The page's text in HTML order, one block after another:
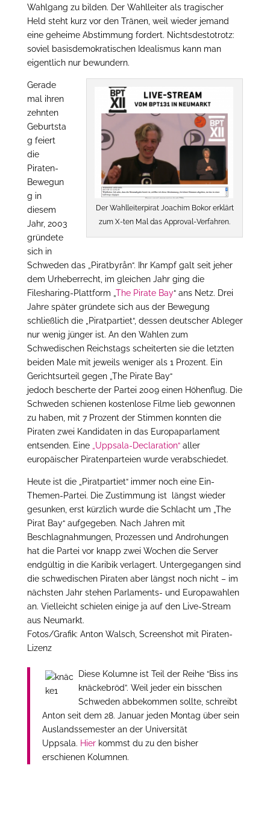
Wahlgang zu bilden. Der Wahlleiter als tragischer
Held steht kurz vor den Tränen, weil wieder jemand
eine geheime Abstimmung fordert. Nichtsdestotrotz:
soviel basisdemokratischen Idealismus kann man
eigentlich nur bewundern.
Der Wahlleiterpirat Joachim Bokor erklärt
zum X-ten Mal das Approval-Verfahren.
Gerade
mal ihren
zehnten
Geburtsta
g feiert
die
Piraten-
Bewegun
g in
diesem
Jahr, 2003
gründete
sich in
Schweden das „Piratbyrån“. Ihr Kampf galt seit jeher
dem Urheberrecht, im gleichen Jahr ging die
Filesharing-Plattform „ The Pirate Bay“ ans Netz. Drei
Jahre später gründete sich aus der Bewegung
schließlich die „Piratpartiet“, dessen deutscher Ableger
nur wenig jünger ist. An den Wahlen zum
Schwedischen Reichstags scheiterten sie die letzten
beiden Male mit jeweils weniger als 1 Prozent. Ein
Gerichtsurteil gegen „The Pirate Bay“
jedoch bescherte der Partei 2009 einen Höhenflug. Die
Schweden schienen kostenlose Filme lieb gewonnen
zu haben, mit 7 Prozent der Stimmen konnten die
Piraten zwei Kandidaten in das Europaparlament
entsenden. Eine
„Uppsala-Declaration“aller
europäischer Piratenparteien wurde verabschiedet.
Heute ist die „Piratpartiet“ immer noch eine Ein-
Themen-Partei. Die Zustimmung ist längst wieder
gesunken, erst kürzlich wurde die Schlacht um „The
Pirat Bay“ aufgegeben. Nach Jahren mit
Beschlagnahmungen, Prozessen und Androhungen
hat die Partei vor knapp zwei Wochen die Server
endgültig in die Karibik verlagert. Untergegangen sind
die schwedischen Piraten aber längst noch nicht – im
nächsten Jahr stehen Parlaments- und Europawahlen
an. Vielleicht schielen einige ja auf den Live-Stream
aus Neumarkt.
Fotos/Grafik: Anton Walsch, Screenshot mit Piraten-
Lizenz
Diese Kolumne ist Teil der Reihe “Biss ins
knäckebröd”. Weil jeder ein bisschen
Schweden abbekommen sollte, schreibt
Anton seit dem 28. Januar jeden Montag über sein
Auslandssemester an der Universität
Uppsala. Hierkommst du zu den bisher
erschienen Kolumnen.